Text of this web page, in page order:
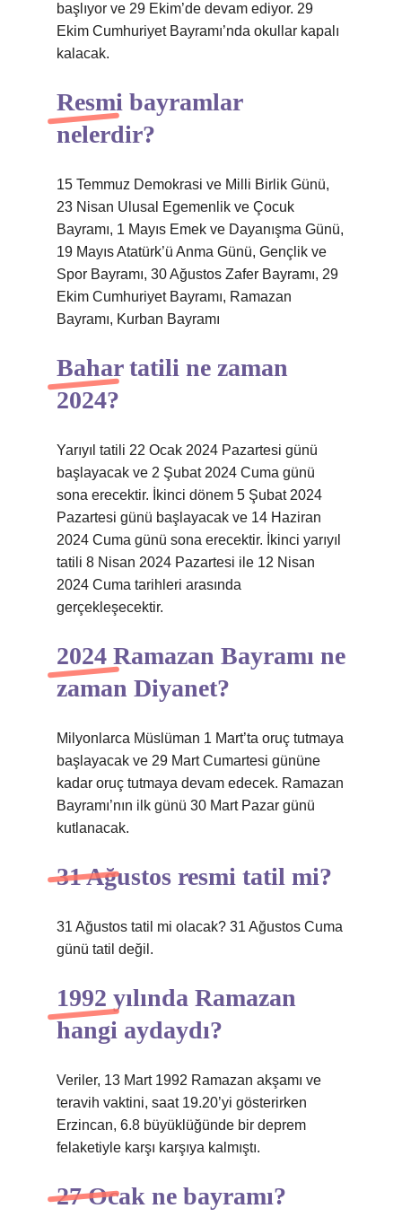
başlıyor ve 29 Ekim’de devam ediyor. 29
Ekim Cumhuriyet Bayramı’nda okullar kapalı
kalacak.
Resmi bayramlar
nelerdir?
15 Temmuz Demokrasi ve Milli Birlik Günü,
23 Nisan Ulusal Egemenlik ve Çocuk
Bayramı, 1 Mayıs Emek ve Dayanışma Günü,
19 Mayıs Atatürk’ü Anma Günü, Gençlik ve
Spor Bayramı, 30 Ağustos Zafer Bayramı, 29
Ekim Cumhuriyet Bayramı, Ramazan
Bayramı, Kurban Bayramı
Bahar tatili ne zaman
2024?
Yarıyıl tatili 22 Ocak 2024 Pazartesi günü
başlayacak ve 2 Şubat 2024 Cuma günü
sona erecektir. İkinci dönem 5 Şubat 2024
Pazartesi günü başlayacak ve 14 Haziran
2024 Cuma günü sona erecektir. İkinci yarıyıl
tatili 8 Nisan 2024 Pazartesi ile 12 Nisan
2024 Cuma tarihleri ​​arasında
gerçekleşecektir.
2024 Ramazan Bayramı ne
zaman Diyanet?
Milyonlarca Müslüman 1 Mart’ta oruç tutmaya
başlayacak ve 29 Mart Cumartesi gününe
kadar oruç tutmaya devam edecek. Ramazan
Bayramı’nın ilk günü 30 Mart Pazar günü
kutlanacak.
31 Ağustos resmi tatil mi?
31 Ağustos tatil mi olacak? 31 Ağustos Cuma
günü tatil değil.
1992 yılında Ramazan
hangi aydaydı?
Veriler, 13 Mart 1992 Ramazan akşamı ve
teravih vaktini, saat 19.20’yi gösterirken
Erzincan, 6.8 büyüklüğünde bir deprem
felaketiyle karşı karşıya kalmıştı.
27 Ocak ne bayramı?